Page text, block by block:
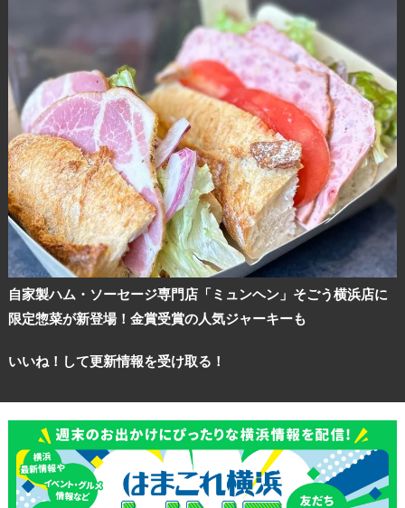
自家製ハム・ソーセージ専門店「ミュンヘン」そごう横浜店に
限定惣菜が新登場！金賞受賞の人気ジャーキーも
いいね！して更新情報を受け取る！